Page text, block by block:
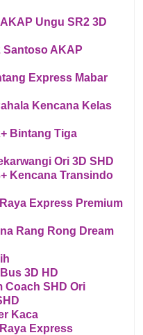
Ungu SR2 3D
Santoso AKAP
Express Mabar
Kencana Kelas
Bintang Tiga
Ori 3D SHD
Kencana Transindo
Express Premium
Rang Rong Dream
3D HD
Coach SHD Ori
Kaca
Express